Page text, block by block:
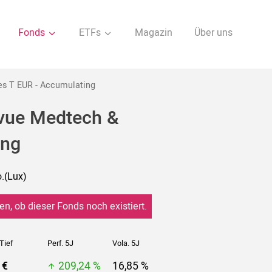
Fonds ETFs Magazin Über uns
T EUR - Accumulating
Medtech &
ob dieser Fonds noch existiert.
Perf. 5J Vola. 5J
209,24 % 16,85 %